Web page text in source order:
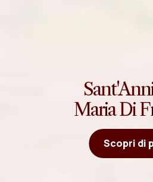
Maria Di
Scopri di